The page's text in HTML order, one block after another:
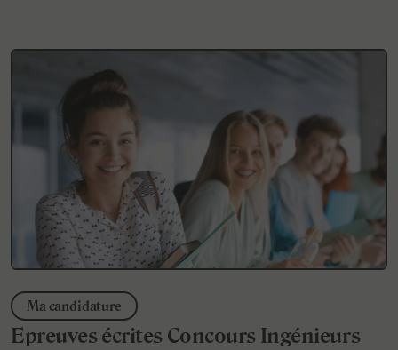
Ma candidature
Epreuves écrites Concours Ingénieurs